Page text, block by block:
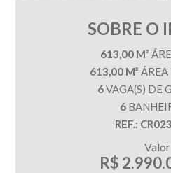
SOBRE O
613,00 M²
613,00 M² ÁREA
6VAGA(S) DE
6
REF.:
Valor
R$